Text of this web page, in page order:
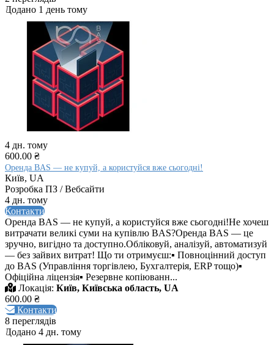
Додано 1 день тому
4 дн. тому
600.00 ₴
Оренда BAS — не купуй, а користуйся вже сьогодні!
Київ, UA
Розробка ПЗ / Вебсайти
4 дн. тому
Контакти
Оренда BAS — не купуй, а користуйся вже сьогодні!Не хочеш
витрачати великі суми на купівлю BAS?Оренда BAS — це
зручно, вигідно та доступно.Обліковуй, аналізуй, автоматизуй
— без зайвих витрат! Що ти отримуєш:▪ Повноцінний доступ
до BAS (Управління торгівлею, Бухгалтерія, ERP тощо)▪
Офіційна ліцензія▪ Резервне копіюванн...
Локація: Київ, Київська область, UA
600.00 ₴
Контакти
8 переглядів
Додано 4 дн. тому